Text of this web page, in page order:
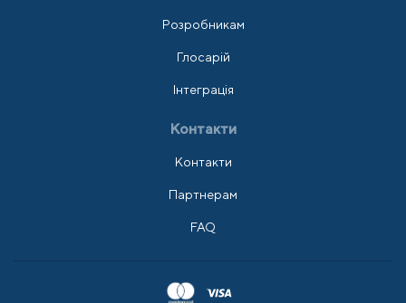
Розробникам
Глосарій
Інтеграція
Контакти
Контакти
Партнерам
FAQ